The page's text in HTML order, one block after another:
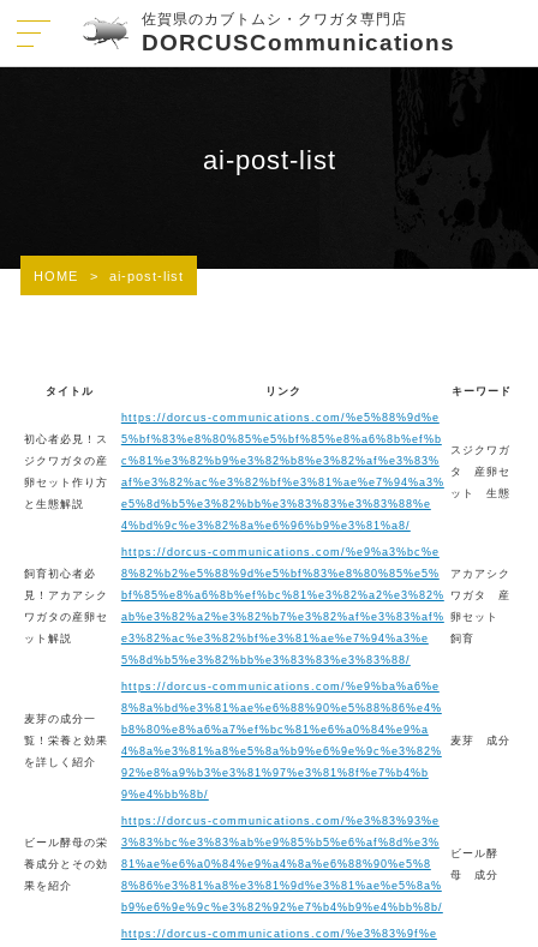
佐賀県のカブトムシ・クワガタ専門店
DORCUSCommunications
ai-post-list
HOME > ai-post-list
タイトル リンク キーワード
初心者必見！ス
ジクワガタの産
卵セット作り方
と生態解説
https://dorcus-communications.com/%e5%88%9d%e
5%bf%83%e8%80%85%e5%bf%85%e8%a6%8b%ef%b
c%81%e3%82%b9%e3%82%b8%e3%82%af%e3%83%
af%e3%82%ac%e3%82%bf%e3%81%ae%e7%94%a3%
e5%8d%b5%e3%82%bb%e3%83%83%e3%83%88%e
4%bd%9c%e3%82%8a%e6%96%b9%e3%81%a8/
スジクワガ
タ 産卵セ
ット 生態
飼育初心者必
見！アカアシク
ワガタの産卵セ
ット解説
https://dorcus-communications.com/%e9%a3%bc%e
8%82%b2%e5%88%9d%e5%bf%83%e8%80%85%e5%
bf%85%e8%a6%8b%ef%bc%81%e3%82%a2%e3%82%
ab%e3%82%a2%e3%82%b7%e3%82%af%e3%83%af%
e3%82%ac%e3%82%bf%e3%81%ae%e7%94%a3%e
5%8d%b5%e3%82%bb%e3%83%83%e3%83%88/
アカアシク
ワガタ 産
卵セット
飼育
麦芽の成分一
覧！栄養と効果
を詳しく紹介
https://dorcus-communications.com/%e9%ba%a6%e
8%8a%bd%e3%81%ae%e6%88%90%e5%88%86%e4%
b8%80%e8%a6%a7%ef%bc%81%e6%a0%84%e9%a
4%8a%e3%81%a8%e5%8a%b9%e6%9e%9c%e3%82%
92%e8%a9%b3%e3%81%97%e3%81%8f%e7%b4%b
9%e4%bb%8b/
麦芽 成分
ビール酵母の栄
養成分とその効
果を紹介
https://dorcus-communications.com/%e3%83%93%e
3%83%bc%e3%83%ab%e9%85%b5%e6%af%8d%e3%
81%ae%e6%a0%84%e9%a4%8a%e6%88%90%e5%8
8%86%e3%81%a8%e3%81%9d%e3%81%ae%e5%8a%
b9%e6%9e%9c%e3%82%92%e7%b4%b9%e4%bb%8b/
ビール酵
母 成分
https://dorcus-communications.com/%e3%83%9f%e